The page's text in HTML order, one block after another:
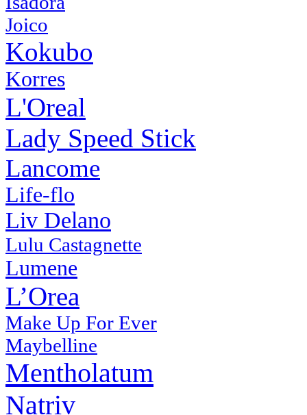
Joico
Kokubo
Korres
L'Oreal
Lady Speed Stick
Lancome
Life-flo
Liv Delano
Lulu Castagnette
Lumene
L’Orea
Make Up For Ever
Maybelline
Mentholatum
Natriv